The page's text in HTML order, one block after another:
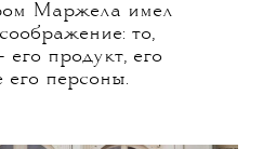
Маржела имел
то,
его продукт, его
персоны.